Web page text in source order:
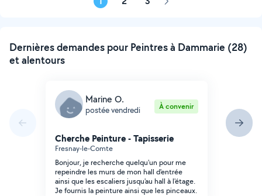
Page
Dernières demandes pour Peintres à Dammarie (28)
et alentours
Marine O.
postée vendredi À convenir
Cherche Peinture - Tapisserie
Fresnay-le-Comte
Bonjour, je recherche quelqu'un pour me
repeindre les murs de mon hall d'entrée
ainsi que les escaliers jusqu'au hall à l'étage.
Je fournis la peinture ainsi que les pinceaux.